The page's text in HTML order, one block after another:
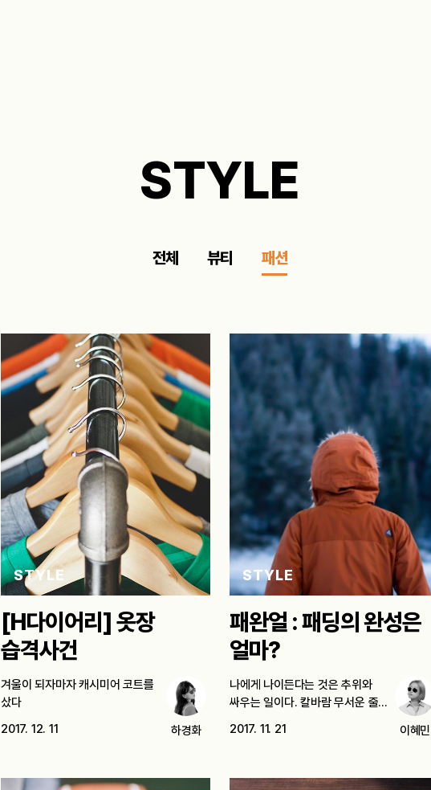
STYLE
전체 뷰티 패션
STYLE
[H다이어리] 옷장
습격사건
겨울이 되자마자 캐시미어 코트를
샀다
2017. 12. 11
하경화
STYLE
패완얼 : 패딩의 완성은
얼마?
나에게 나이든다는 것은 추위와
싸우는 일이다. 칼바람 무서운 줄
2017. 11. 21 이혜민